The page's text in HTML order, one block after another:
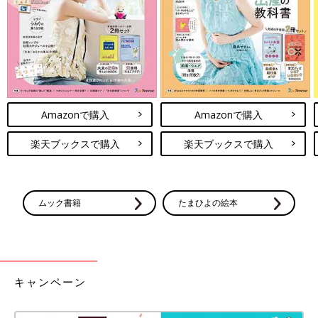
け」がプレゼントされます。
※プレゼントはなくなり次第終了。予めご了承ください。
monpoké marché（モンポケマルシェ）
新宿髙島屋9階 中央エスカレーター前
2019年7月17日（水）～7月30日（火）
※7月28日（日）、ピカチュウのグリーティングイベント実施予
定
横浜髙島屋6階 特設会場
定
マルイファミリー溝口8階 犬印マタニティ＆ベビー マルイ溝口
Amazonで購入
楽天ブックスで購入
Amazonで購入
楽天ブックスで購入
ムック書籍 たまひよの絵本
キャンペーン